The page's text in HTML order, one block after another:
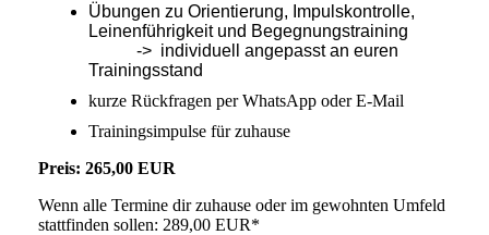
Übungen zu Orientierung, Impulskontrolle,
Leinenführigkeit und Begegnungstraining
-> individuell angepasst an euren
Trainingsstand
kurze Rückfragen per WhatsApp oder E-Mail
Trainingsimpulse für zuhause
Preis: 265,00 EUR
Wenn alle Termine dir zuhause oder im gewohnten Umfeld
stattfinden sollen: 289,00 EUR*